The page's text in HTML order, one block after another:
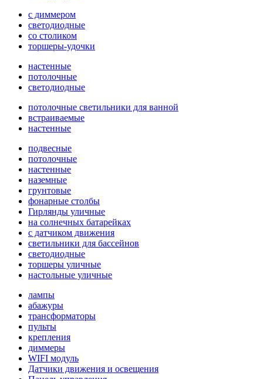
с диммером
светодиодные
со столиком
торшеры-удочки
настенные
потолочные
светодиодные
потолочные светильники для ванной
встраиваемые
настенные
подвесные
потолочные
настенные
наземные
грунтовые
фонарные столбы
Гирлянды уличные
на солнечных батарейках
с датчиком движения
светильники для бассейнов
светодиодные
торшеры уличные
настольные уличные
лампы
абажуры
трансформаторы
пульты
крепления
диммеры
WIFI модуль
Датчики движения и освещения